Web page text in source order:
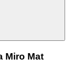
Miro Mat